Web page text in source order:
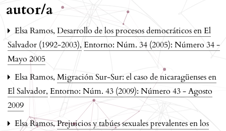
autor/a
Elsa Ramos, Desarrollo de los procesos democráticos en El
Salvador (1992-2003), Entorno: Núm. 34 (2005): Número 34 -
Mayo 2005
Elsa Ramos, Migración Sur-Sur: el caso de nicaragüenses en
El Salvador, Entorno: Núm. 43 (2009): Número 43 - Agosto
2009
Elsa Ramos,Prejuicios y tabúes sexuales prevalentes en los